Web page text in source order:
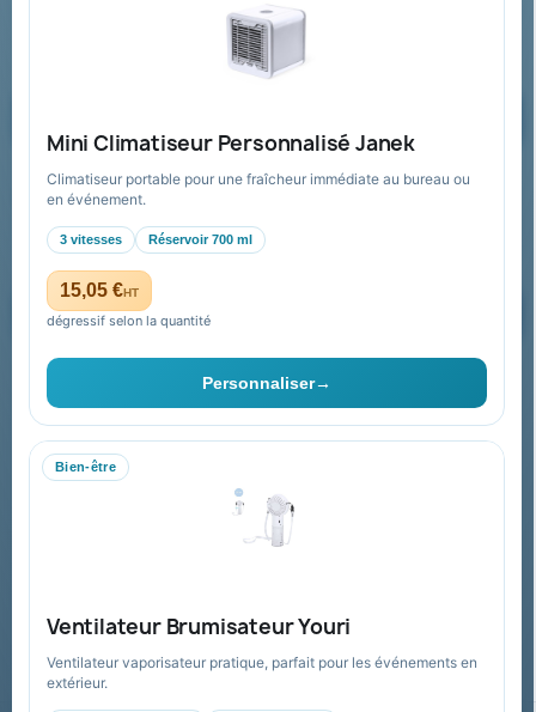
Mini Climatiseur Personnalisé Janek
Climatiseur portable pour une fraîcheur immédiate au bureau ou
en événement.
3 vitesses Réservoir 700 ml
15,05 €HT
dégressif selon la quantité
Personnaliser→
Bien-être
Ventilateur Brumisateur Youri
Ventilateur vaporisateur pratique, parfait pour les événements en
extérieur.
equipe@promenoch-goodies.com
Recevez nos offres spéciales
Vous pouvez vous désinscrire à tout moment. Vous trouverez pour
cela nos informations de contact dans les conditions d'utilisation du
site.
Collectivités & administrations
Devis, mandat administratif et facturation Chorus Pro